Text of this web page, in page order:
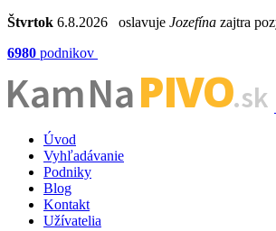
Štvrtok 6.8.2026 oslavuje Jozefína zajtra
6980 podnikov
Kam NaPIVO.sk
Úvod
Vyhľadávanie
Podniky
Blog
Kontakt
Užívatelia